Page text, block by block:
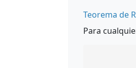
Teorema de
Para